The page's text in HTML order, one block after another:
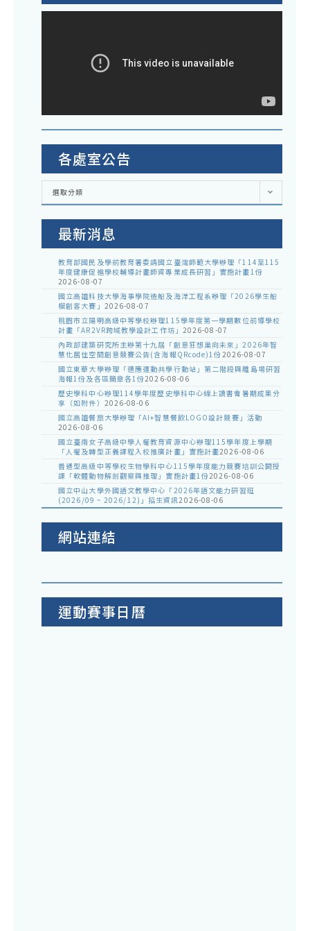
各處室公告
各
室
選取分類
最新消息
教育部國民及學前教育署委請國立臺灣師範大學辦理「114至115
年度健康促進學校輔導計畫師資專業成長研習」實施計畫1份
2026-08-07
國立高雄科技大學海事學院造船及海洋工程系辦理「2026學生船
模創客大賽」 2026-08-07
桃園市立陽明高級中等學校辦理115學年度第一學期數位前導學校
計畫「AR2VR跨域教學設計工作坊」 2026-08-07
內政部建築研究所主辦第十九屆「創意狂想巢向未來」2026年智
慧化居住空間創意競賽公告(含海報QRcode)1份2026-08-07
國立東華大學辦理「適應運動共學行動站」第二階段與離島場研習
海報1份及各區簡章各1份2026-08-06
歷史學科中心辦理114學年度歷史學科中心線上讀書會暑期成果分
享（如附件） 2026-08-06
國立高雄餐旅大學辦理「AI+智慧餐飲LOGO設計競賽」活動
2026-08-06
國立臺南女子高級中學人權教育資源中心辦理115學年度上學期
「人權及轉型正義課程入校推廣計畫」實施計畫2026-08-06
普通型高級中等學校生物學科中心115學年度能力競賽培訓公開授
課「軟體動物解剖觀察與推理」實施計畫1份2026-08-06
國立中山大學外國語文教學中心「2026年語文能力研習班
(2026/09 ~ 2026/12)」招生資訊2026-08-06
網站連結
運動賽事日曆